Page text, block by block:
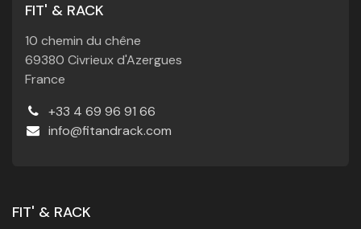
FIT' & RACK
10 chemin du chêne
69380 Civrieux d'Azergues
France
+33 4 69 96 91 66
info@fitandrack.com
FIT' & RACK